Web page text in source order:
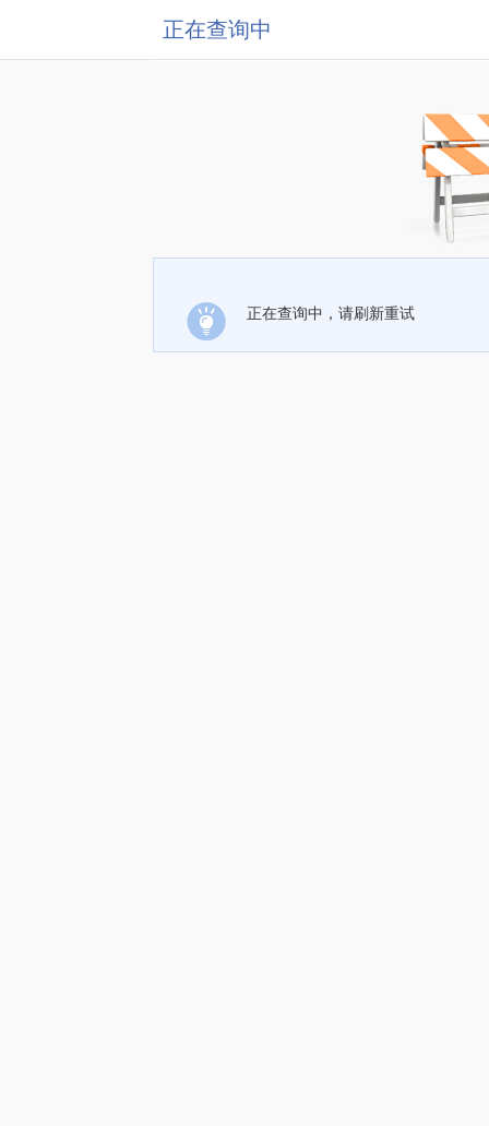
正在查询中
正在查询中，请刷新重试